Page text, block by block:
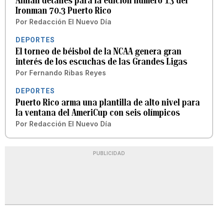
Ironman 70.3 Puerto Rico
Por Redacción El Nuevo Día
DEPORTES
El torneo de béisbol de la NCAA genera gran
interés de los escuchas de las Grandes Ligas
Por Fernando Ribas Reyes
DEPORTES
Puerto Rico arma una plantilla de alto nivel para
la ventana del AmeriCup con seis olímpicos
Por Redacción El Nuevo Día
PUBLICIDAD